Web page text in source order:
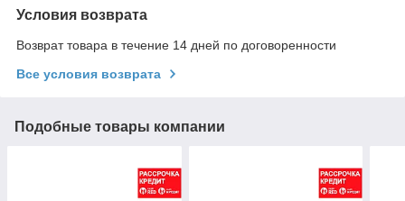
Условия возврата
Возврат товара в течение 14 дней по договоренности
Все условия возврата
Подобные товары компании